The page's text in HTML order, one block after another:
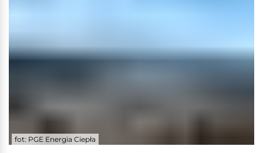
fot: PGE Energia Ciepła